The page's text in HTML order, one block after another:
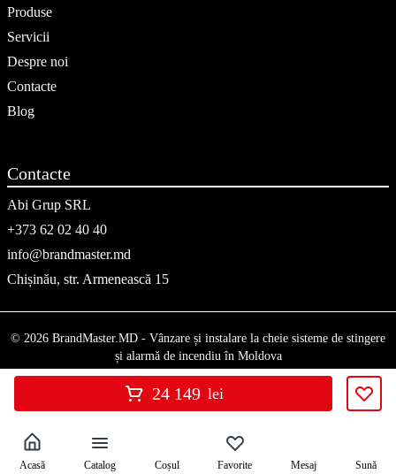
Produse
Servicii
Despre noi
Contacte
Blog
Contacte
Abi Grup SRL
+373 62 02 40 40
info@brandmaster.md
Chișinău, str. Armenească 15
© 2026 BrandMaster.MD - Vânzare și instalare la cheie sisteme de stingere
și alarmă de incendiu în Moldova
24 149 lei
Acasă Catalog Coșul Favorite Mesaj Sună